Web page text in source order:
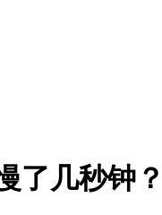
了几秒钟？